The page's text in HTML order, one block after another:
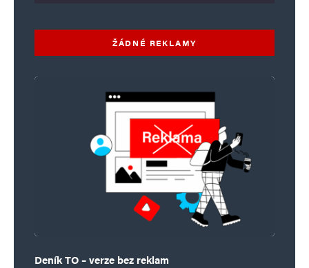
ŽÁDNÉ REKLAMY
Deník TO – verze bez reklam